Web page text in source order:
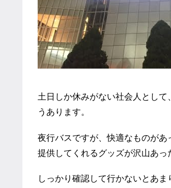
土日しか休みがない社会人とし
うあります。
夜行バスですが、快適なものがあ
提供してくれるグッズが沢山あっ
しっかり確認して行かないとあ